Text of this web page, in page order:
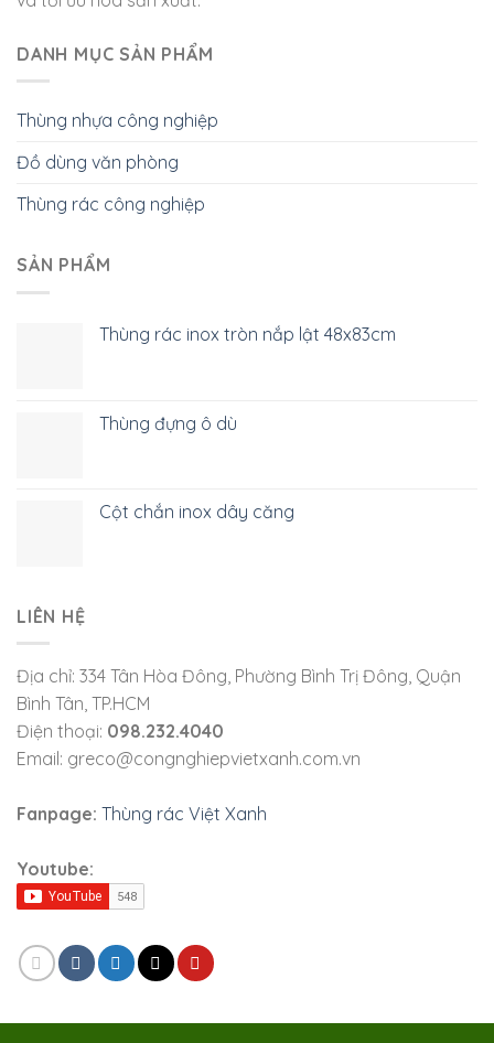
DANH MỤC SẢN PHẨM
Thùng nhựa công nghiệp
Đồ dùng văn phòng
Thùng rác công nghiệp
SẢN PHẨM
Thùng rác inox tròn nắp lật 48x83cm
Thùng đựng ô dù
Cột chắn inox dây căng
LIÊN HỆ
Địa chỉ: 334 Tân Hòa Đông, Phường Bình Trị Đông, Quận
Bình Tân, TP.HCM
Điện thoại: 098.232.4040
Email: greco@congnghiepvietxanh.com.vn
Fanpage: Thùng rác Việt Xanh
Youtube: